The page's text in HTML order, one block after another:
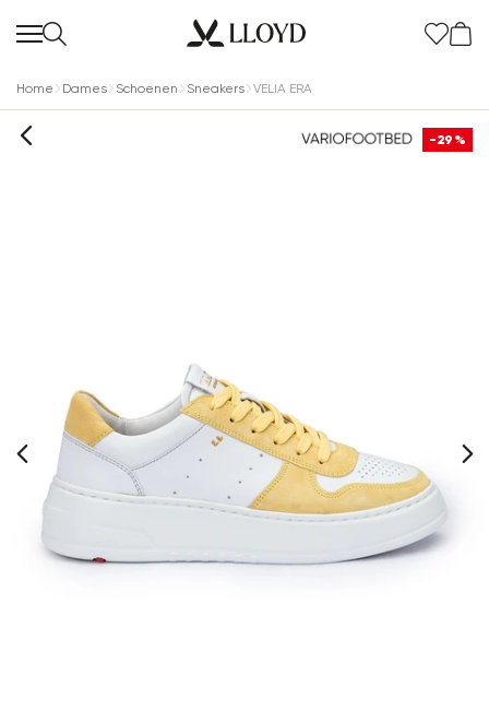
Home Dames Schoenen Sneakers VELIA ERA
-29%